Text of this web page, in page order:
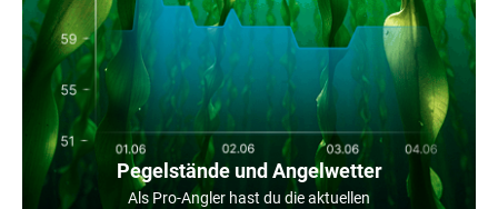
Pegelstände und Angelwetter
Als Pro-Angler hast du die aktuellen